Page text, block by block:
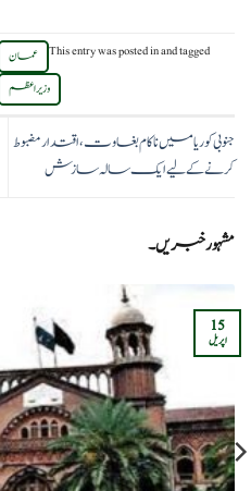
This entry was posted inand tagged عمان
وزیر اعظم
جنوبی کوریا میں ناکام بغاوت، اقتدار مضبوط
کرنے کے لیے ایک سالہ سازش
مشہور خبریں۔
15
اپریل